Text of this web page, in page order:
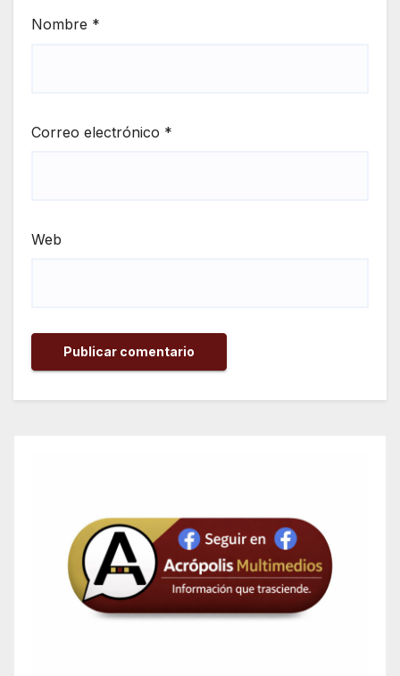
Nombre *
Correo electrónico *
Web